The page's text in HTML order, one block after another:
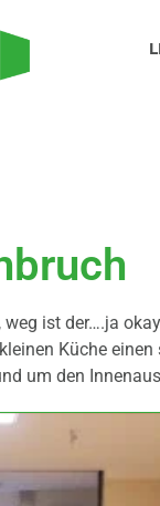
ist der….ja
Küche
um den